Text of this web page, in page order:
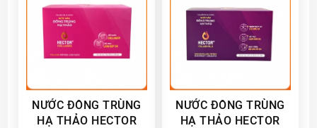
NƯỚC ĐÔNG TRÙNG
HẠ THẢO HECTOR
NƯỚC ĐÔNG TRÙNG
HẠ THẢO HECTOR